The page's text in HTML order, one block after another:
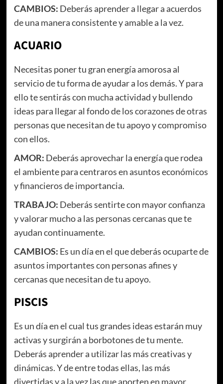
CAMBIOS: Deberás aprender a llegar a acuerdos
de una manera consistente y amable a la vez.
ACUARIO
Necesitas poner tu gran energía amorosa al
servicio de tu forma de ayudar a los demás. Y para
ello te sentirás con mucha actividad y bullendo
ideas para llegar al fondo de los corazones de otras
personas que necesitan de tu apoyo y compromiso
con ellos.
AMOR: Deberás aprovechar la energía que rodea
el ambiente para centraros en asuntos económicos
y financieros de importancia.
TRABAJO: Deberás sentirte con mayor confianza
y valorar mucho a las personas cercanas que te
ayudan continuamente.
CAMBIOS: Es un día en el que deberás ocuparte de
asuntos importantes con personas afines y
cercanas que necesitan de tu apoyo.
PISCIS
Es un día en el cual tus grandes ideas estarán muy
activas y surgirán a borbotones de tu mente.
Deberás aprender a utilizar las más creativas y
dinámicas. Y de entre todas ellas, las más
divertidas y a la vez las que aporten en mayor